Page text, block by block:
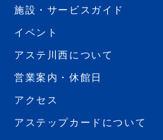
施設・サービスガイド
イベント
アステ川西について
営業案内・休館日
アクセス
アステップカードについて